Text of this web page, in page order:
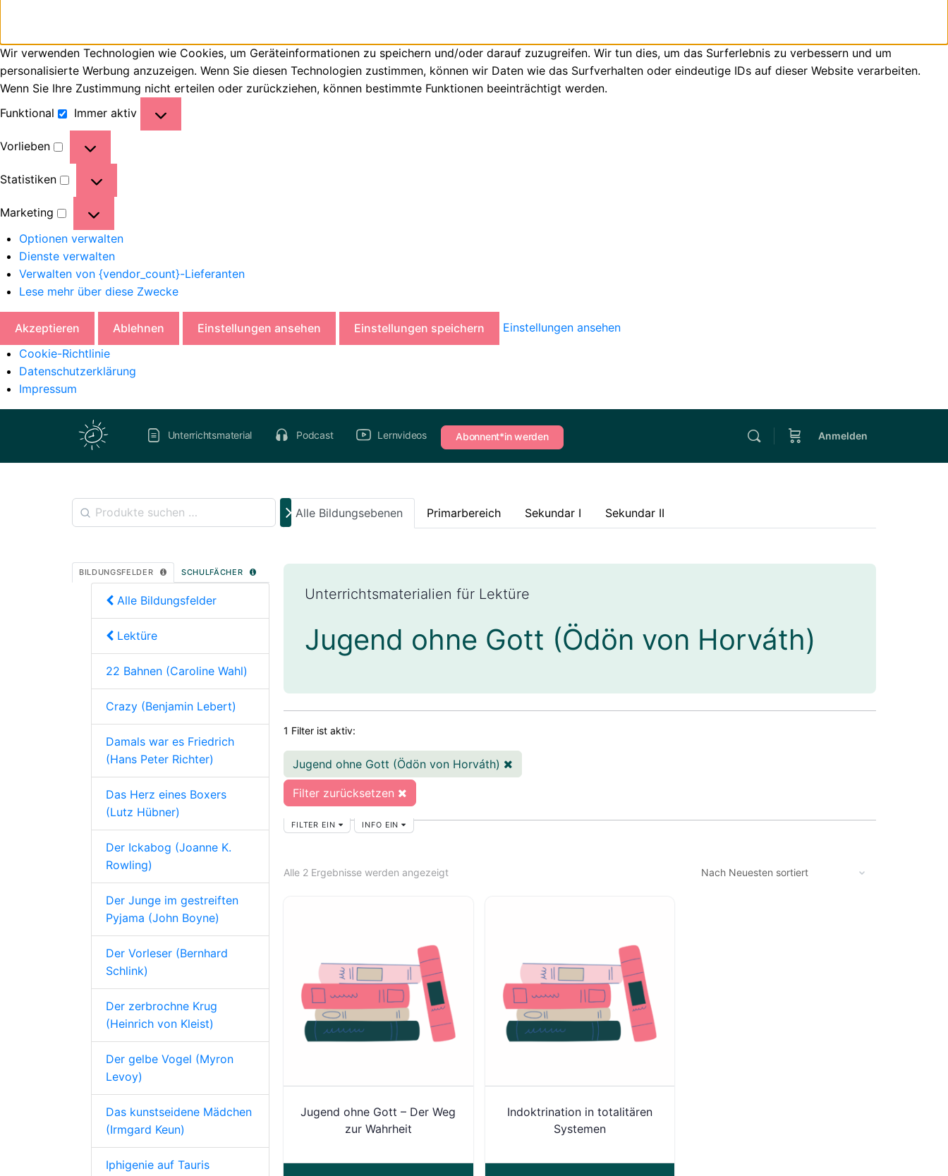
Wir verwenden Technologien wie Cookies, um Geräteinformationen zu speichern und/oder darauf zuzugreifen. Wir tun dies, um das Surferlebnis zu verbessern und um
personalisierte Werbung anzuzeigen. Wenn Sie diesen Technologien zustimmen, können wir Daten wie das Surfverhalten oder eindeutige IDs auf dieser Website verarbeiten.
Wenn Sie Ihre Zustimmung nicht erteilen oder zurückziehen, können bestimmte Funktionen beeinträchtigt werden.
Funktional
Immer aktiv
Vorlieben
Statistiken
Marketing
Optionen verwalten
Dienste verwalten
Verwalten von {vendor_count}-Lieferanten
Lese mehr über diese Zwecke
Akzeptieren Ablehnen Einstellungen ansehen Einstellungen speichern
Einstellungen ansehen
Cookie-Richtlinie
Datenschutzerklärung
Impressum
Unterrichtsmaterial Podcast Lernvideos Abonnent*in werden Anmelden
Alle Bildungsebenen Primarbereich Sekundar I Sekundar II
Unterrichtsmaterialien für Lektüre
Jugend ohne Gott (Ödön von Horváth)
1 Filter ist aktiv:
Jugend ohne Gott (Ödön von Horváth)
Filter zurücksetzen
FILTER EIN INFO EIN
Alle 2 Ergebnisse werden angezeigt
Jugend ohne Gott – Der Weg
zur Wahrheit
Indoktrination in totalitären
Systemen
BILDUNGSFELDER SCHULFÄCHER
Alle Bildungsfelder
Lektüre
22 Bahnen (Caroline Wahl)
Crazy (Benjamin Lebert)
Damals war es Friedrich
(Hans Peter Richter)
Das Herz eines Boxers
(Lutz Hübner)
Der Ickabog (Joanne K.
Rowling)
Der Junge im gestreiften
Pyjama (John Boyne)
Der Vorleser (Bernhard
Schlink)
Der zerbrochne Krug
(Heinrich von Kleist)
Der gelbe Vogel (Myron
Levoy)
Das kunstseidene Mädchen
(Irmgard Keun)
Iphigenie auf Tauris